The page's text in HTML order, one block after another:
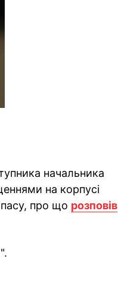
начальника
на корпусі
про що розповів